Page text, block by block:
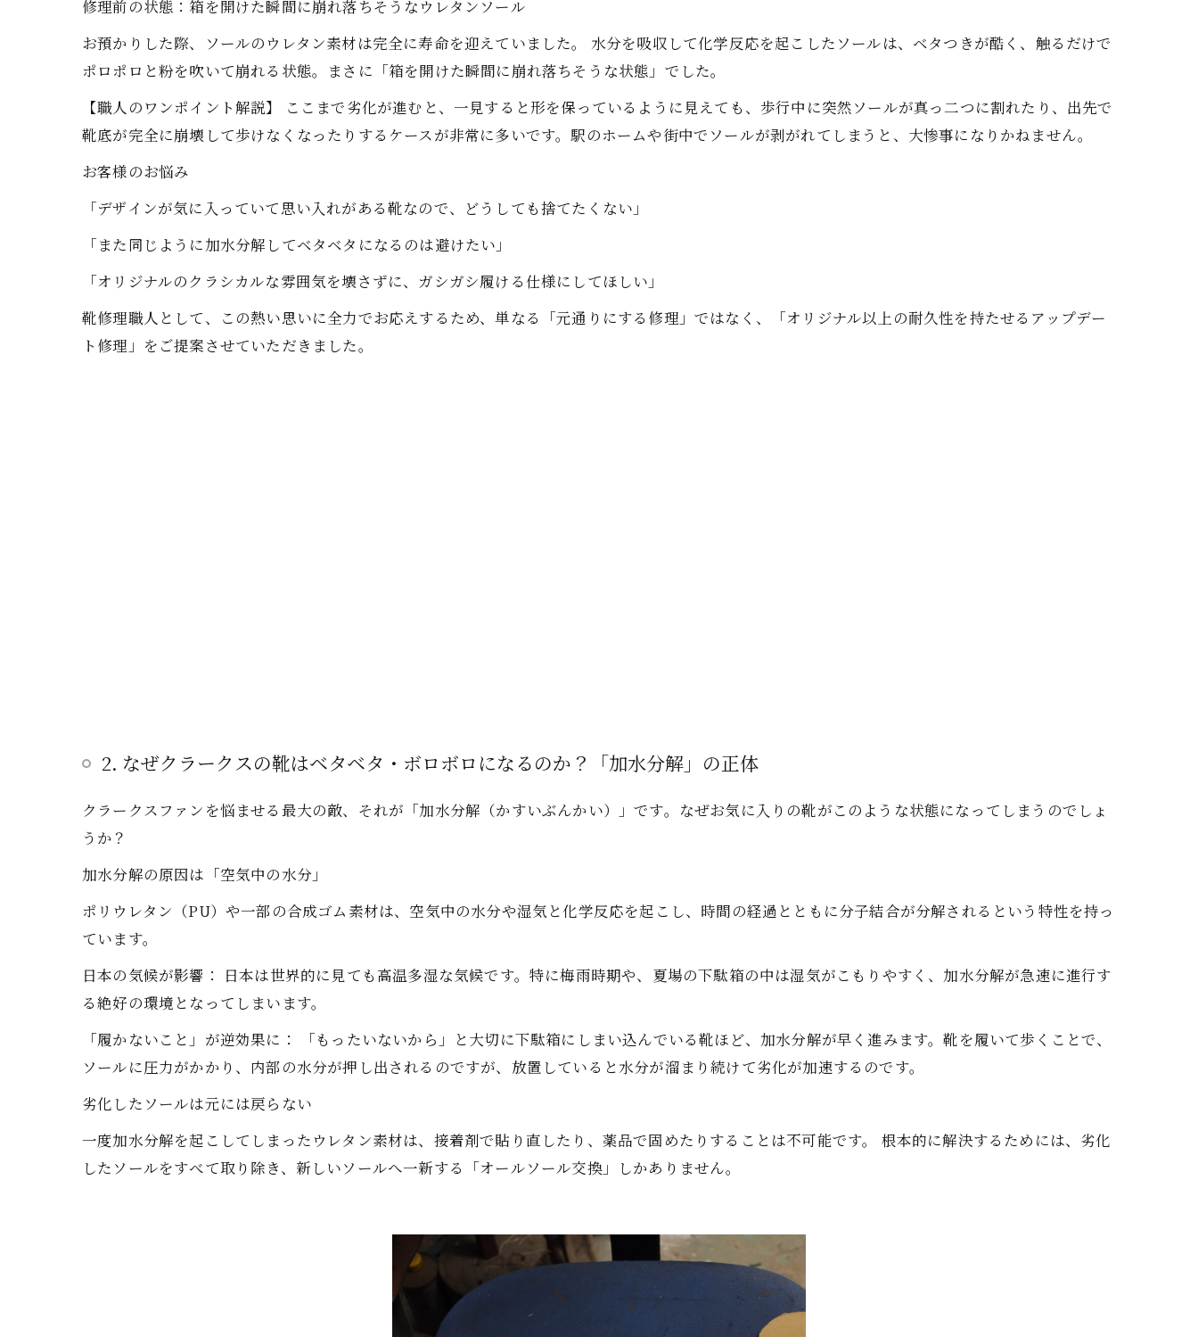
修理前の状態：箱を開けた瞬間に崩れ落ちそうなウレタンソール
お預かりした際、ソールのウレタン素材は完全に寿命を迎えていました。 水分を吸収して化学反応を起こしたソールは、ベタつきが酷く、触るだけで
ポロポロと粉を吹いて崩れる状態。まさに「箱を開けた瞬間に崩れ落ちそうな状態」でした。
【職人のワンポイント解説】 ここまで劣化が進むと、一見すると形を保っているように見えても、歩行中に突然ソールが真っ二つに割れたり、出先で
靴底が完全に崩壊して歩けなくなったりするケースが非常に多いです。駅のホームや街中でソールが剥がれてしまうと、大惨事になりかねません。
お客様のお悩み
「デザインが気に入っていて思い入れがある靴なので、どうしても捨てたくない」
「また同じように加水分解してベタベタになるのは避けたい」
「オリジナルのクラシカルな雰囲気を壊さずに、ガシガシ履ける仕様にしてほしい」
靴修理職人として、この熱い思いに全力でお応えするため、単なる「元通りにする修理」ではなく、「オリジナル以上の耐久性を持たせるアップデー
ト修理」をご提案させていただきました。
2. なぜクラークスの靴はベタベタ・ボロボロになるのか？「加水分解」の正体
クラークスファンを悩ませる最大の敵、それが「加水分解（かすいぶんかい）」です。なぜお気に入りの靴がこのような状態になってしまうのでしょ
うか？
加水分解の原因は「空気中の水分」
ポリウレタン（PU）や一部の合成ゴム素材は、空気中の水分や湿気と化学反応を起こし、時間の経過とともに分子結合が分解されるという特性を持っ
ています。
日本の気候が影響： 日本は世界的に見ても高温多湿な気候です。特に梅雨時期や、夏場の下駄箱の中は湿気がこもりやすく、加水分解が急速に進行す
る絶好の環境となってしまいます。
「履かないこと」が逆効果に： 「もったいないから」と大切に下駄箱にしまい込んでいる靴ほど、加水分解が早く進みます。靴を履いて歩くことで、
ソールに圧力がかかり、内部の水分が押し出されるのですが、放置していると水分が溜まり続けて劣化が加速するのです。
劣化したソールは元には戻らない
一度加水分解を起こしてしまったウレタン素材は、接着剤で貼り直したり、薬品で固めたりすることは不可能です。 根本的に解決するためには、劣化
したソールをすべて取り除き、新しいソールへ一新する「オールソール交換」しかありません。